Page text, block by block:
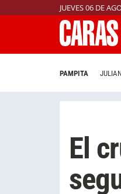
JUEVES 06 DE
PAMPITA
El